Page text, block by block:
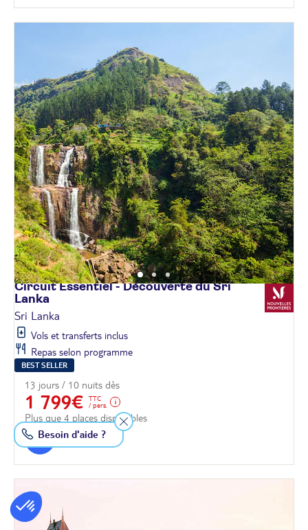
Circuit Essentiel - Découverte du Sri
Lanka
Sri Lanka
Vols et transferts inclus
Repas selon programme
BEST SELLER
13 jours / 10 nuits dès
1 799€
TTC
/ pers.
Plus que 4 places disponibles
Besoin d'aide ?